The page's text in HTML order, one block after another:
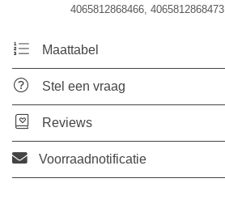
4065812868466, 4065812868473
Maattabel
Stel een vraag
Reviews
Voorraadnotificatie